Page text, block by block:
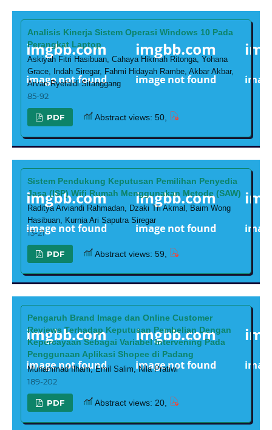
Analisis Kinerja Sistem Operasi Windows 10 Pada
Perangkat Laptop
Askiyah Fitri Hasibuan, Cahaya Hikmah Ritonga, Yohana
Grace, Indah Siregar, Fahmi Hidayah Rambe, Akbar Akbar,
Arvan Ryefaldi Sitanggang
85-92
PDF Abstract views: 50,
Sistem Pendukung Keputusan Pemilihan Penyedia
Jasa (ISP) Wifi Rumah Menggunakan Metode (SAW)
Raditya Arviandi Rahmadan, Dzaki Tri Akmal, Baim Wong
Hasibuan, Kurnia Ari Saputra Siregar
13-21
PDF Abstract views: 59,
Pengaruh Brand Image dan Online Customer
Reviews Terhadap Keputusan Pembelian Dengan
Kepercayaan Sebagai Variabel Intervening Pada
Penggunaan Aplikasi Shopee di Padang
Muhammad Ilham, Emil Salim, Nila Pratiwi
189-202
PDF Abstract views: 20,